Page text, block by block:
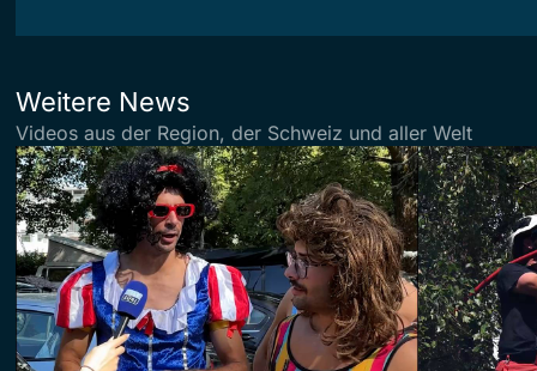
Weitere News
Videos aus der Region, der Schweiz und aller Welt